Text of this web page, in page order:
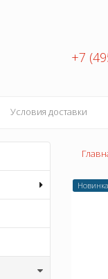
+7
Условия доставки
Новинка